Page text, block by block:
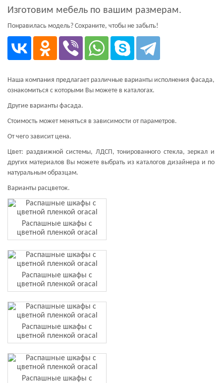
Изготовим мебель по вашим размерам.
Понравилась модель? Сохраните, чтобы не забыть!
Наша компания предлагает различные варианты исполнения фасада,
ознакомиться с которыми Вы можете в каталогах.
Другие варианты фасада.
Стоимость может меняться в зависимости от параметров.
От чего зависит цена.
Цвет: раздвижной системы, ЛДСП, тонированного стекла, зеркал и
других материалов Вы можете выбрать из каталогов дизайнера и по
натуральным образцам.
Варианты расцветок.
Распашные шкафы с
цветной пленкой oracal
Распашные шкафы с
цветной пленкой oracal
Распашные шкафы с
цветной пленкой oracal
Распашные шкафы с